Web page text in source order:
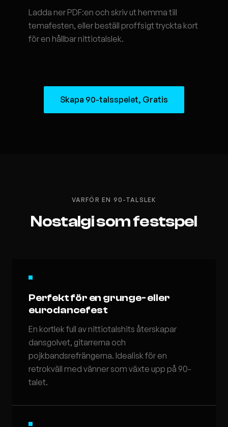
Ladda ner PDF:en och skriv ut hemma till
temafesten, eller beställ proffsigt tryckta kort
för en hållbar nittiotalslek.
Skapa 90-talsspelet, Gratis
VARFÖR EN 90-TALSLEK
Nostalgi som festspel
Perfekt för en grunge- eller
eurodancefest
En kortlek full av nittiotalshits återskapar
dansgolvet, gitarrerna och
pojkbandsrefrängerna. Idealisk för en
retrokväll med vänner som växte upp på 90-
talet.